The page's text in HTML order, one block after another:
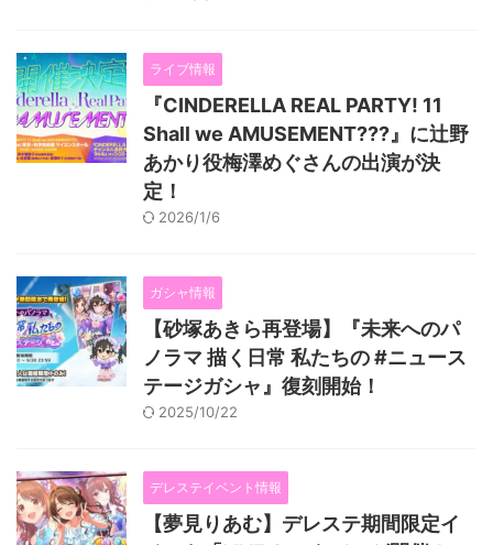
ライブ情報
『CINDERELLA REAL PARTY! 11
Shall we AMUSEMENT???』に辻野
あかり役梅澤めぐさんの出演が決
定！
2026/1/6
ガシャ情報
【砂塚あきら再登場】『未来へのパ
ノラマ 描く日常 私たちの #ニュース
テージガシャ』復刻開始！
2025/10/22
デレステイベント情報
【夢見りあむ】デレステ期間限定イ